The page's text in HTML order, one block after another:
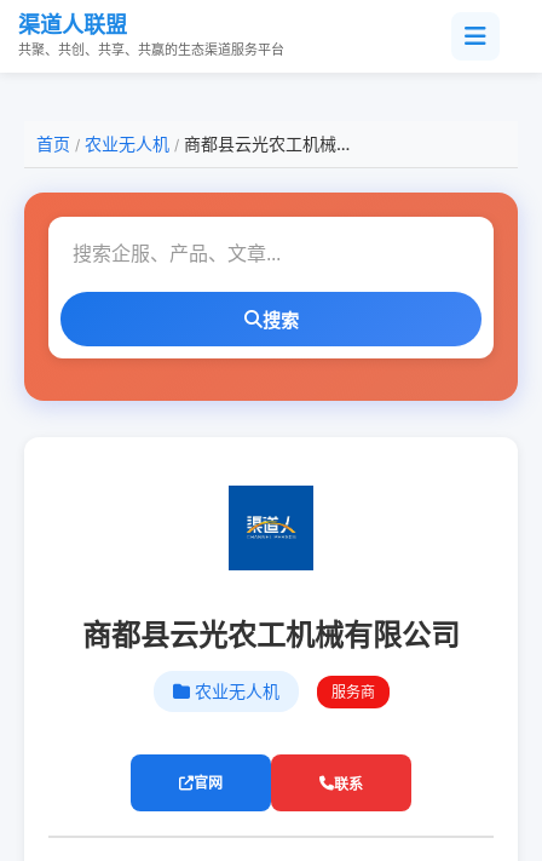
渠道人联盟
共聚、共创、共享、共赢的生态渠道服务平台
首页 / 农业无人机 / 商都县云光农工机械有限公司
搜索
商都县云光农工机械有限公司
农业无人机 服务商
官网 联系